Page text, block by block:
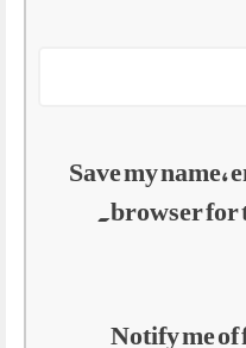
Save my name,
browser for
Notify me